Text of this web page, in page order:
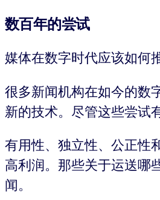
数百年的尝试
媒体在数字时代应该如何
很多新闻机构在如今的数
新的技术。尽管这些尝试
有用性、独立性、公正性
高利润。那些关于运送哪
闻。